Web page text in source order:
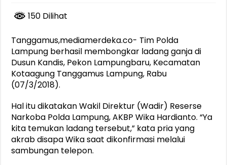
150 Dilihat
Tanggamus,mediamerdeka.co- Tim Polda
Lampung berhasil membongkar ladang ganja di
Dusun Kandis, Pekon Lampungbaru, Kecamatan
Kotaagung Tanggamus Lampung, Rabu
(07/3/2018).
Hal itu dikatakan Wakil Direktur (Wadir) Reserse
Narkoba Polda Lampung, AKBP Wika Hardianto. “Ya
kita temukan ladang tersebut,” kata pria yang
akrab disapa Wika saat dikonfirmasi melalui
sambungan telepon.